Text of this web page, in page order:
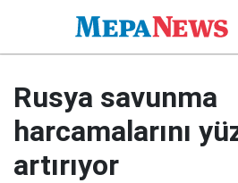
Rusya savunma
harcamalarını
artırıyor